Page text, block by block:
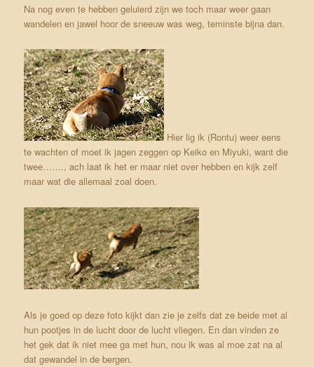
Na nog even te hebben geluierd zijn we toch maar weer gaan
wandelen en jawel hoor de sneeuw was weg, teminste bijna dan.
Hier lig ik (Rontu) weer eens
te wachten of moet ik jagen zeggen op Keiko en Miyuki, want die
twee……., ach laat ik het er maar niet over hebben en kijk zelf
maar wat die allemaal zoal doen.
Als je goed op deze foto kijkt dan zie je zelfs dat ze beide met al
hun pootjes in de lucht door de lucht vliegen. En dan vinden ze
het gek dat ik niet mee ga met hun, nou ik was al moe zat na al
dat gewandel in de bergen.